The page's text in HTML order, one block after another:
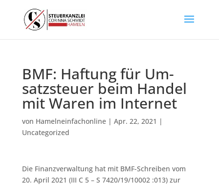
BMF: Haf­tung für Um­
satz­steu­er beim Han­del
mit Wa­ren im In­ter­net
von Hamelneinfachonline| Apr. 22, 2021 |
Uncategorized
Die Finanzverwaltung hat mit BMF-Schreiben vom
20. April 2021 (III C 5 – S 7420/19/10002 :013) zur